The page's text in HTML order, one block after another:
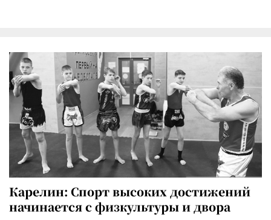
Карелин: Спорт высоких достижений
начинается с физкультуры и двора